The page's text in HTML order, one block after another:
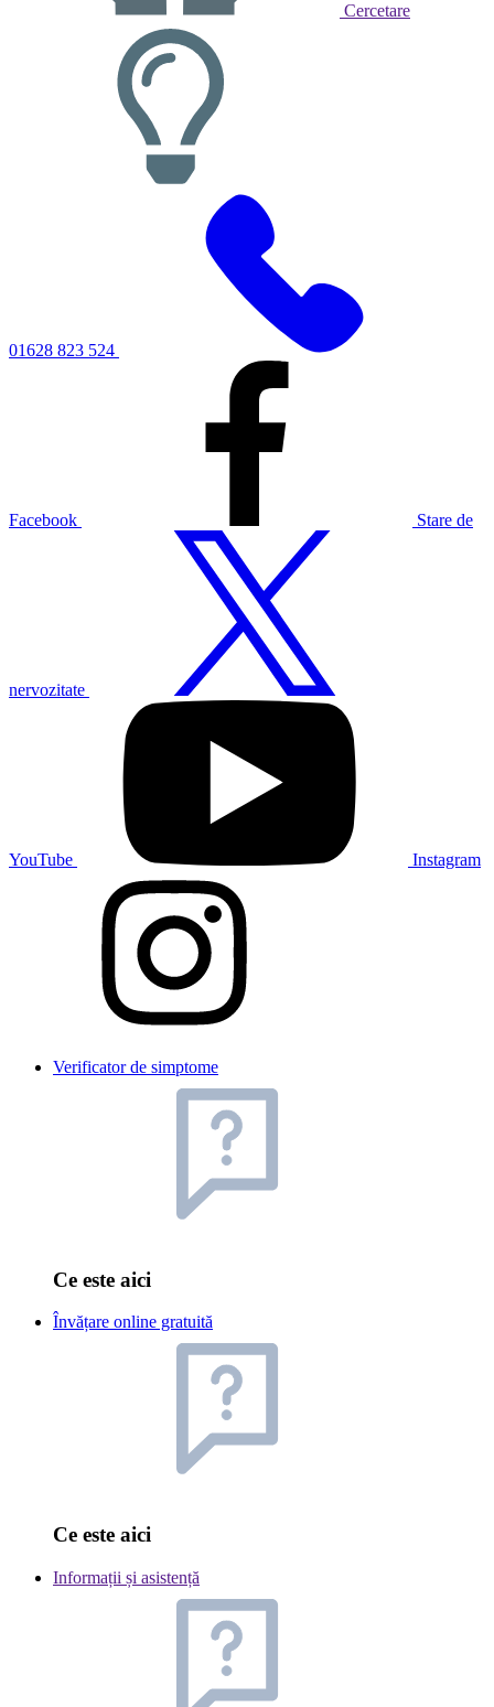
Cercetare
01628 823 524
Facebook Stare de
nervozitate
YouTube Instagram
Verificator de simptome
Ce este aici
Învățare online gratuită
Ce este aici
Informații și asistență